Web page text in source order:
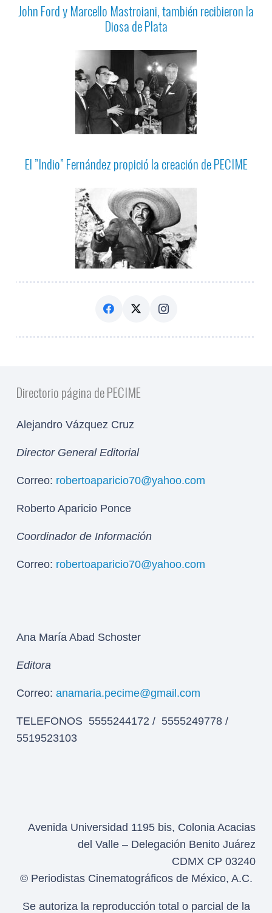
John Ford y Marcello Mastroiani, también recibieron la
Diosa de Plata
El ”Indio” Fernández propició la creación de PECIME
Directorio página de PECIME
Alejandro Vázquez Cruz
Director General Editorial
Correo: robertoaparicio70@yahoo.com
Roberto Aparicio Ponce
Coordinador de Información
Correo: robertoaparicio70@yahoo.com
Ana María Abad Schoster
Editora
Correo: anamaria.pecime@gmail.com
TELEFONOS 5555244172 / 5555249778 /
5519523103
Avenida Universidad 1195 bis, Colonia Acacias
del Valle – Delegación Benito Juárez
CDMX CP 03240
© Periodistas Cinematográficos de México, A.C.
Se autoriza la reproducción total o parcial de la